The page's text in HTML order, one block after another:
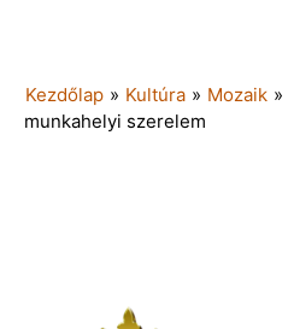
Kezdőlap » Kultúra » Mozaik »
munkahelyi szerelem